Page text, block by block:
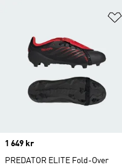
Price
1 649 kr
PREDATOR ELITE Fold-Over